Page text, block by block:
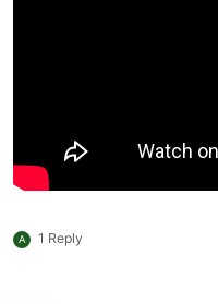
A 1 Reply